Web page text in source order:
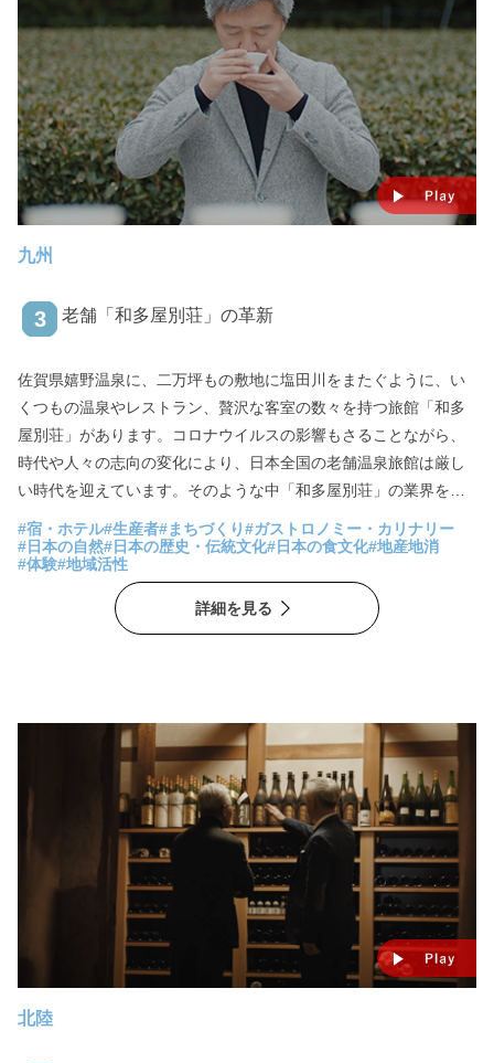
九州
3 老舗「和多屋別荘」の革新
佐賀県嬉野温泉に、二万坪もの敷地に塩田川をまたぐように、い
くつもの温泉やレストラン、贅沢な客室の数々を持つ旅館「和多
屋別荘」があります。コロナウイルスの影響もさることながら、
時代や人々の志向の変化により、日本全国の老舗温泉旅館は厳し
い時代を迎えています。そのような中「和多屋別荘」の業界をリ
ードする取り組みが注目されています。 従来の「旅館」としての
みならず、旅館の魅力がふんだんに生かされた新たなワーケーシ
ョンオフィスとしての活用、また、地域の魅力を発信していく拠
点としての経営――その立役者、代表取締役の小原嘉元氏に斬新
な取り組みの数々についてお話いただきました。
#宿・ホテル#生産者#まちづくり#ガストロノミー・カリナリー
#日本の自然#日本の歴史・伝統文化#日本の食文化#地産地消
#体験#地域活性
詳細を見る
北陸